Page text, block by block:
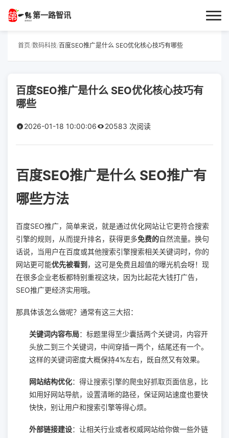
第一路智讯
首页
技术解答
科普文章
实用技巧
热门话题
首页 /数码科技/百度SEO推广是什么 SEO优化核心技巧有哪些
百度SEO推广是什么 SEO优化核心技巧有
哪些
2026-01-18 10:00:06 20583 次阅读
百度SEO推广是什么 SEO推广有
哪些方法
百度SEO推广，简单来说，就是通过优化网站让它更符合搜索
引擎的规则，从而提升排名，获得更多免费的 自然流量。换句
话说，当用户在百度或其他搜索引擎搜索相关关键词时，你的
网站更可能优先被看到 ，这可是免费且超值的曝光机会呀！现
在很多企业老板都特别重视这块，因为比起花大钱打广告，
SEO推广更经济实用哦。
那具体该怎么做呢？通常有这三大招：
关键词内容布局：标题里得至少囊括两个关键词，内容开
头放二到三个关键词，中间穿插一两个，结尾还有一个。
这样的关键词密度大概保持4%左右，既自然又有效果。
网站结构优化：得让搜索引擎的爬虫好抓取页面信息，比
如用好网站导航，设置清晰的路径，保证网站速度也要快
快快，别让用户和搜索引擎等得心烦。
外部链接建设：让相关行业或者权威网站给你做一些外链